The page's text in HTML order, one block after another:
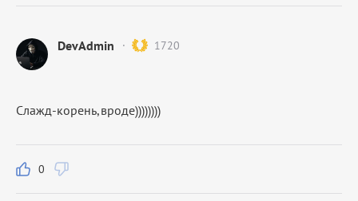
DevAdmin 1720
Слажд-корень,вроде))))))))
0